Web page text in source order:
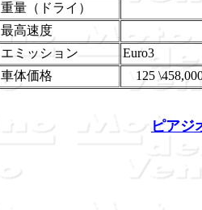
重量（ドライ）
最高速度
エミッション
Euro3
車体価格
125
ピアジ